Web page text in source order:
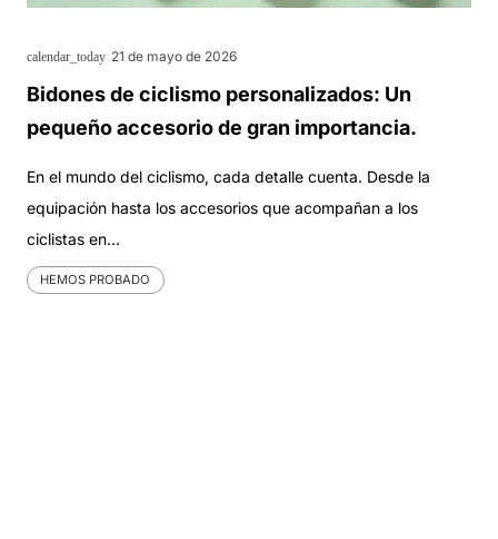
calendar_today 21 de mayo de 2026
Bidones de ciclismo personalizados: Un
pequeño accesorio de gran importancia.
En el mundo del ciclismo, cada detalle cuenta. Desde la
equipación hasta los accesorios que acompañan a los
ciclistas en…
HEMOS PROBADO